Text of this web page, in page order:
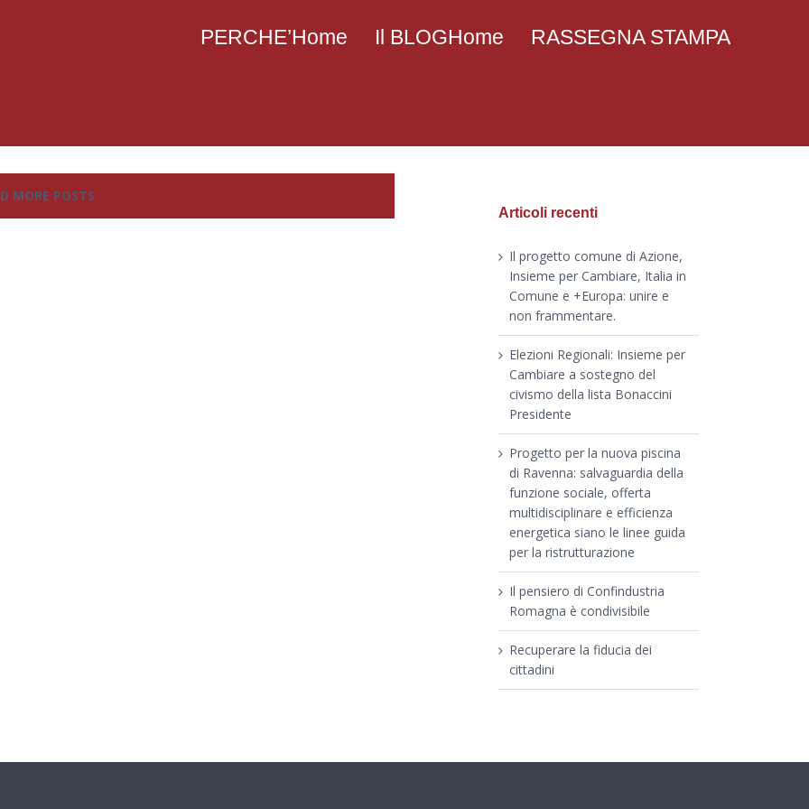
PERCHE’Home Il BLOGHome RASSEGNA STAMPA
MORE POSTS
Articoli recenti
Il progetto comune di Azione,
Insieme per Cambiare, Italia in
Comune e +Europa: unire e
non frammentare.
Elezioni Regionali: Insieme per
Cambiare a sostegno del
civismo della lista Bonaccini
Presidente
Progetto per la nuova piscina
di Ravenna: salvaguardia della
funzione sociale, offerta
multidisciplinare e efficienza
energetica siano le linee guida
per la ristrutturazione
Il pensiero di Confindustria
Romagna è condivisibile
Recuperare la fiducia dei
cittadini